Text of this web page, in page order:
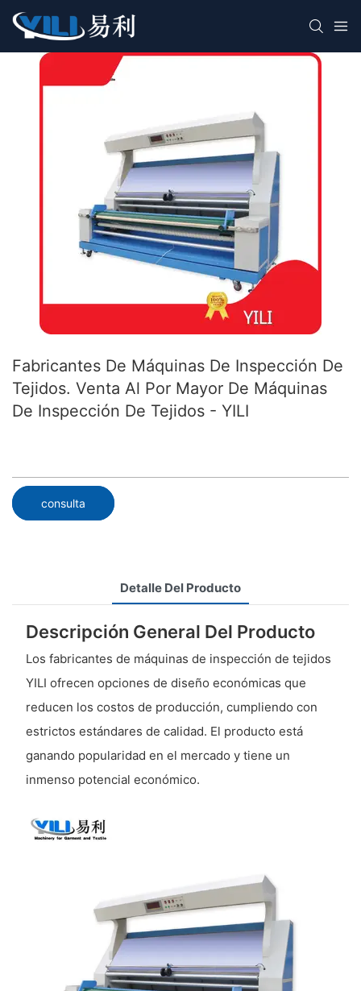
Fabricantes De Máquinas De Inspección De
Tejidos. Venta Al Por Mayor De Máquinas
De Inspección De Tejidos - YILI
consulta
Detalle Del Producto
Descripción General Del Producto
Los fabricantes de máquinas de inspección de tejidos
YILI ofrecen opciones de diseño económicas que
reducen los costos de producción, cumpliendo con
estrictos estándares de calidad. El producto está
ganando popularidad en el mercado y tiene un
inmenso potencial económico.